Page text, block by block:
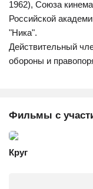
1962), Союза
Российской
"Ника".
Действительный
обороны и
Фильмы с
Круг